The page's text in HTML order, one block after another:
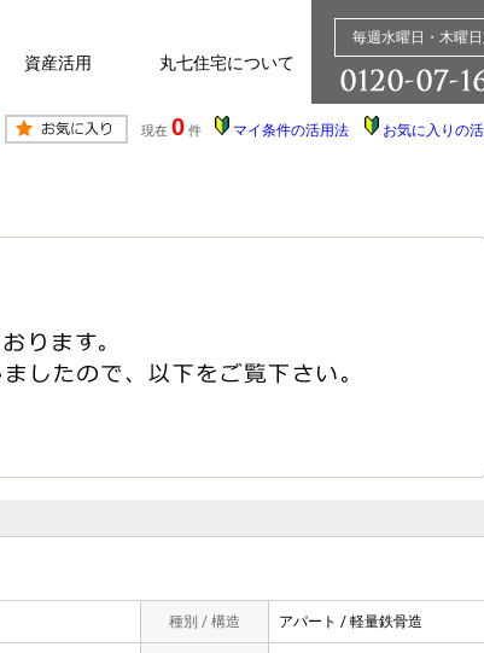
資産活用 丸七住宅について
毎週水曜日・木曜
現在 0 件 マイ条件の活用法 お気に入りの
種別 / 構造 アパート / 軽量鉄骨造